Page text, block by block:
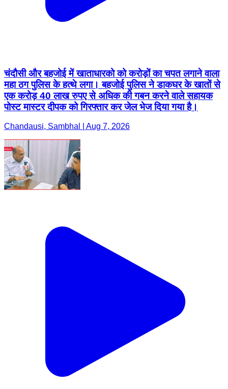
चंदौसी और बहजोई में खाताधारको को करोड़ों का चपत लगाने वाला
महा ठग पुलिस के हत्थे लगा। बहजोई पुलिस ने डाकघर के खातों से
एक करोड़ 40 लाख रुपए से अधिक की गबन करने वाले सहायक
पोस्ट मास्टर दीपक को गिरफ्तार कर जेल भेज दिया गया है।
Chandausi, Sambhal | Aug 7, 2026